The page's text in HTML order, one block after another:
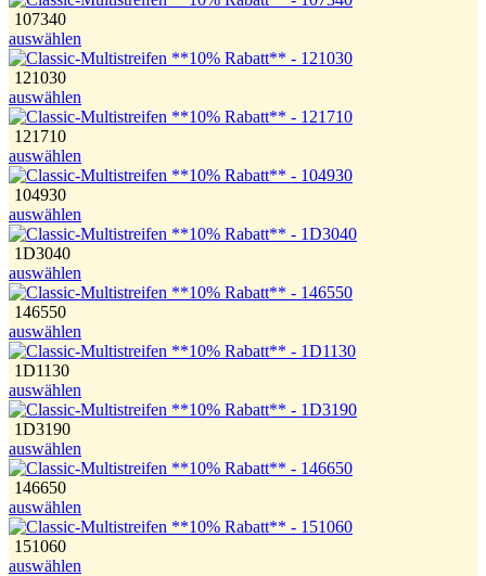
107340
auswählen
121030
auswählen
121710
auswählen
104930
auswählen
1D3040
auswählen
146550
auswählen
1D1130
auswählen
1D3190
auswählen
146650
auswählen
151060
auswählen